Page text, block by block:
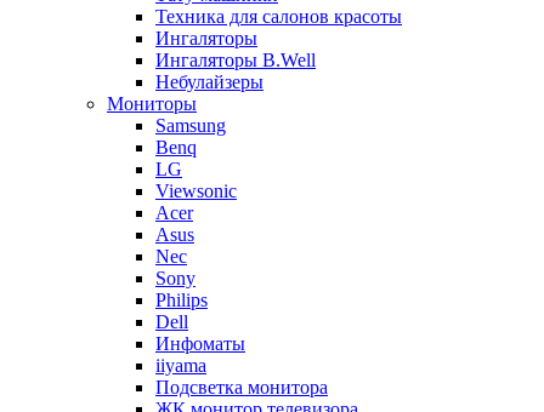
Техника для салонов красоты
Ингаляторы
Ингаляторы B.Well
Небулайзеры
Мониторы
Samsung
Benq
LG
Viewsonic
Acer
Asus
Nec
Sony
Philips
Dell
Инфоматы
iiyama
Подсветка монитора